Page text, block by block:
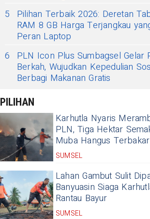
5
Pilihan Terbaik 2026: Deretan
RAM 8 GB Harga Terjangkau
Peran Laptop
6
PLN Icon Plus Sumbagsel Gelar
Berkah, Wujudkan Kepedulian
Berbagi Makanan Gratis
PILIHAN
Karhutla Nyaris
PLN, Tiga Hektar
Muba Hangus Terbakar
SUMSEL
Lahan Gambut Sulit
Banyuasin Siaga
Rantau Bayur
SUMSEL